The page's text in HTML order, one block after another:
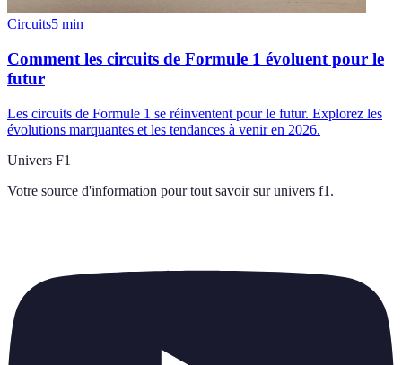
Circuits5 min
Comment les circuits de Formule 1 évoluent pour le
futur
Les circuits de Formule 1 se réinventent pour le futur. Explorez les
évolutions marquantes et les tendances à venir en 2026.
Univers F1
Votre source d'information pour tout savoir sur univers f1 .